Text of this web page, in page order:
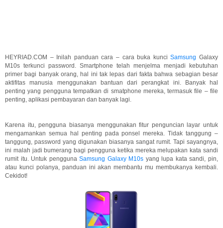
HEYRIAD.COM – Inilah panduan cara – cara buka kunciSamsungGalaxy
M10s terkunci password. Smartphone telah menjelma menjadi kebutuhan
primer bagi banyak orang, hal ini tak lepas dari fakta bahwa sebagian besar
aktifitas manusia menggunakan bantuan dari perangkat ini. Banyak hal
penting yang pengguna tempatkan di smatphone mereka, termasuk file – file
penting, aplikasi pembayaran dan banyak lagi.
Karena itu, pengguna biasanya menggunakan fitur penguncian layar untuk
mengamankan semua hal penting pada ponsel mereka. Tidak tanggung –
tanggung, password yang digunakan biasanya sangat rumit. Tapi sayangnya,
ini malah jadi bumerang bagi pengguna ketika mereka melupakan kata sandi
rumit itu. Untuk penggunaSamsung Galaxy M10s yang lupa kata sandi, pin,
atau kunci polanya, panduan ini akan membantu mu membukanya kembali.
Cekidot!